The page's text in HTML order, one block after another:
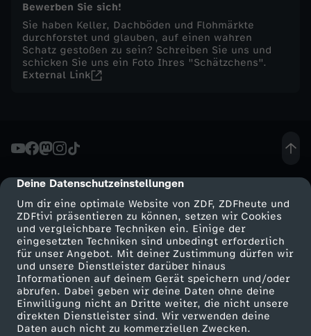
cmp-dialog-description
Deine Datenschutzeinstellungen
Um dir eine optimale Website von ZDF, ZDFheute und
ZDFtivi präsentieren zu können, setzen wir Cookies
und vergleichbare Techniken ein. Einige der
eingesetzten Techniken sind unbedingt erforderlich
für unser Angebot. Mit deiner Zustimmung dürfen wir
und unsere Dienstleister darüber hinaus
Informationen auf deinem Gerät speichern und/oder
abrufen. Dabei geben wir deine Daten ohne deine
Einwilligung nicht an Dritte weiter, die nicht unsere
direkten Dienstleister sind. Wir verwenden deine
Daten auch nicht zu kommerziellen Zwecken.
i
c
h
S
h
o
w
-
H
Bewerben Sie sich!
Sie haben Keller, Dachböden und Flohmärkte
durchforstet und glauben, auf einen wahren
Schatz gestoßen zu sein? Schreiben Sie uns und
schicken Sie uns ein Foto Ihres "Schätzchens".
External Link
Mehr ZDF
ZDF-Apps
Smart TV
ZDFtext
Service
ZDFmitreden
Kontakt zum ZDF
Tickets